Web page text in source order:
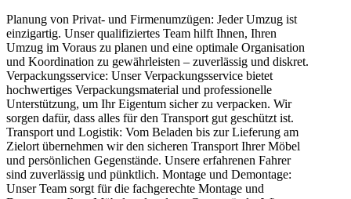
Planung von Privat- und Firmenumzügen: Jeder Umzug ist
einzigartig. Unser qualifiziertes Team hilft Ihnen, Ihren
Umzug im Voraus zu planen und eine optimale Organisation
und Koordination zu gewährleisten – zuverlässig und diskret.
Verpackungsservice: Unser Verpackungsservice bietet
hochwertiges Verpackungsmaterial und professionelle
Unterstützung, um Ihr Eigentum sicher zu verpacken. Wir
sorgen dafür, dass alles für den Transport gut geschützt ist.
Transport und Logistik: Vom Beladen bis zur Lieferung am
Zielort übernehmen wir den sicheren Transport Ihrer Möbel
und persönlichen Gegenstände. Unsere erfahrenen Fahrer
sind zuverlässig und pünktlich. Montage und Demontage:
Unser Team sorgt für die fachgerechte Montage und